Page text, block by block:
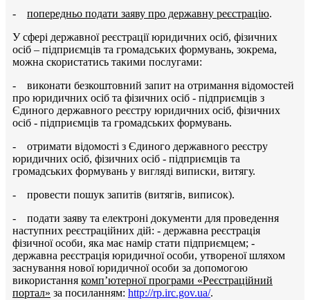
- попередньо подати заяву про державну реєстрацію.
У сфері державної реєстрації юридичних осіб, фізичних
осіб – підприємців та громадських формувань, зокрема,
можна скористатись такими послугами:
- виконати безкоштовний запит на отримання відомостей
про юридичних осіб та фізичних осіб - підприємців з
Єдиного державного реєстру юридичних осіб, фізичних
осіб - підприємців та громадських формувань.
- отримати відомості з Єдиного державного реєстру
юридичних осіб, фізичних осіб - підприємців та
громадських формувань у вигляді виписки, витягу.
- провести пошук запитів (витягів, виписок).
- подати заяву та електроні документи для проведення
наступних реєстраційних дій: - державна реєстрація
фізичної особи, яка має намір стати підприємцем; -
державна реєстрація юридичної особи, утвореної шляхом
заснування нової юридичної особи за допомогою
використання комп’ютерної програми «Реєстраційний
портал» за посиланням: http://rp.irc.gov.ua/.